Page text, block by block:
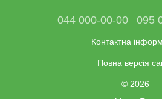
044 000-00-00 095
Контактна
Повна версія
© 2026